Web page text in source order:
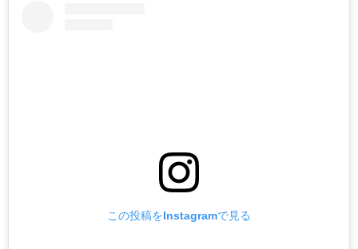
この投稿をInstagramで見る